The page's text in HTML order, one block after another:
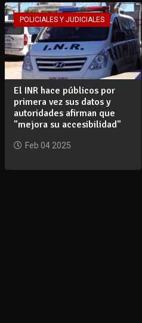
POLICIALES Y JUDICIALES
El INR hace públicos por
primera vez sus datos y
autoridades afirman que
"mejora su accesibilidad"
Feb 04 2025